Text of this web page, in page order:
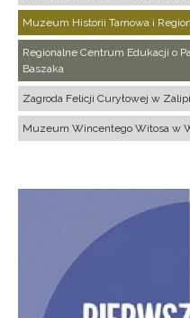
Muzeum Historii Tarnowa i
Regionalne Centrum Edukacji o
Baszaka
Zagroda Felicji Curyłowej w
Muzeum Wincentego Witosa w